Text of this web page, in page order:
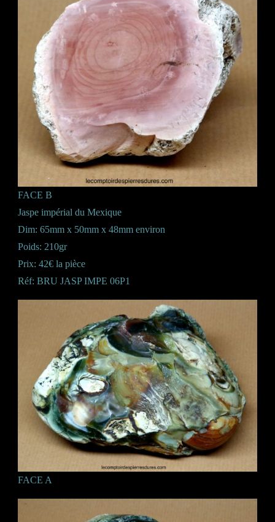
FACE B
Jaspe impérial du Mexique
Dim: 65mm x 50mm x 48mm environ
Poids: 210gr
Prix: 42€ la pièce
Réf: BRU JASP IMPE 06P1
FACE A